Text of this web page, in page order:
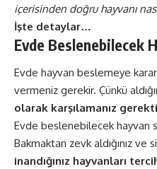
içerisinden doğru hayvanı
İşte detaylar…
Evde Beslenebilecek
Evde hayvan beslemeye
vermeniz gerekir. Çünkü
olarak karşılamanız
Evde beslenebilecek hayvan
Bakmaktan zevk aldığınız ve
inandığınız hayvanları